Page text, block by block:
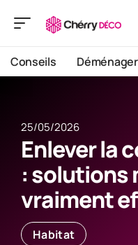
Conseils Déménager
25/05/2026
Enlever la
: solutions
vraiment
Habitat